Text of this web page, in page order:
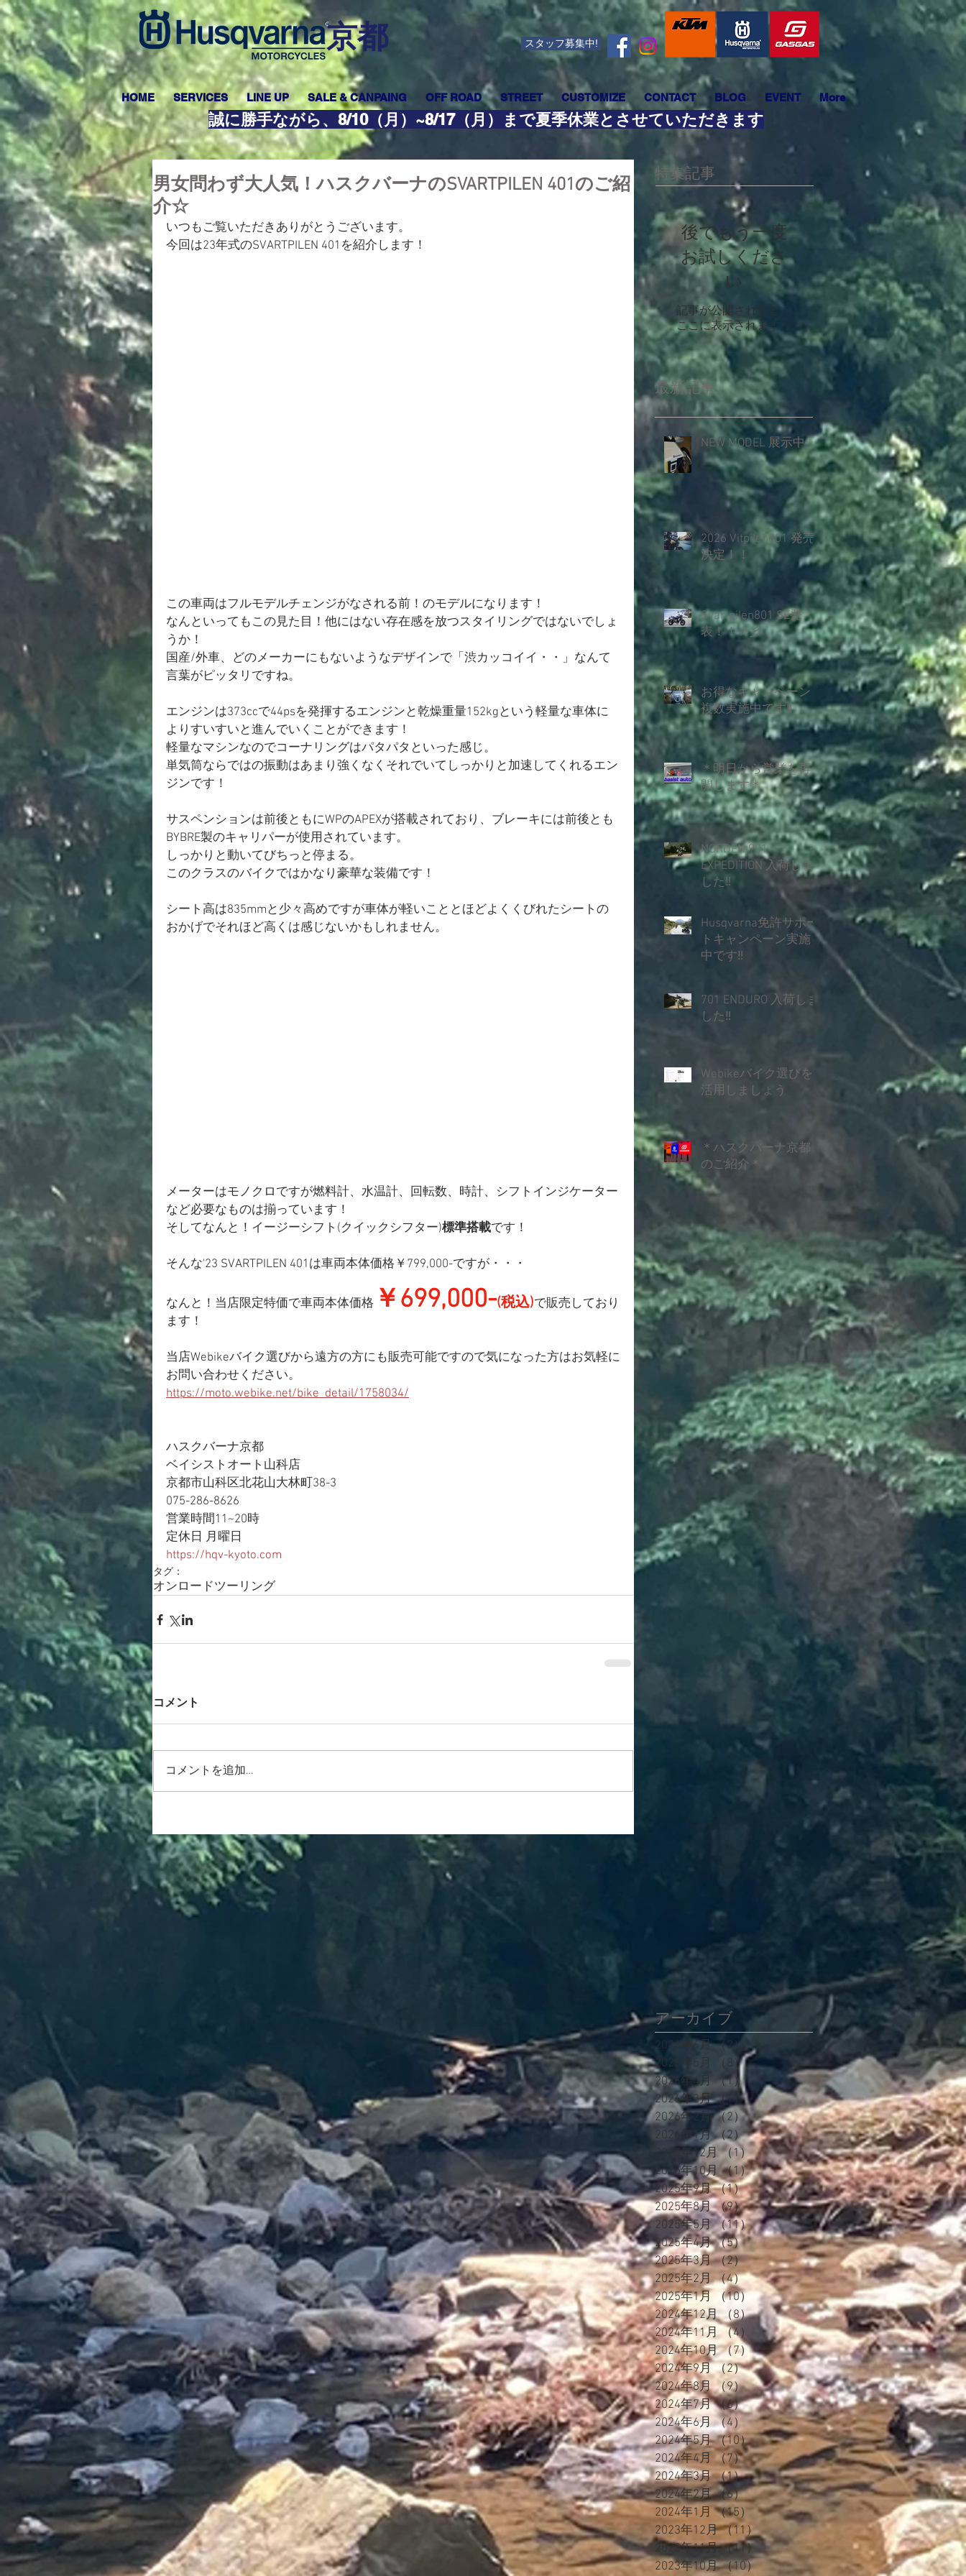
​京都 スタッフ募集中!
HOME SERVICES LINE UP SALE & CANPAING OFF ROAD STREET CUSTOMIZE CONTACT BLOG EVENT More
誠に勝手ながら、8/10（月）~8/17（月）まで夏季休業とさせていただきます
男女問わず大人気！ハスクバーナのSVARTPILEN 401のご紹
介☆
いつもご覧いただきありがとうございます。
今回は23年式のSVARTPILEN 401を紹介します！
この車両はフルモデルチェンジがなされる前！のモデルになります！
なんといってもこの見た目！他にはない存在感を放つスタイリングではないでしょ
うか！
国産/外車、どのメーカーにもないようなデザインで「渋カッコイイ・・」なんて
言葉がピッタリですね。
エンジンは373ccで44psを発揮するエンジンと乾燥重量152kgという軽量な車体に
よりすいすいと進んでいくことができます！
軽量なマシンなのでコーナリングはパタパタといった感じ。
単気筒ならではの振動はあまり強くなくそれでいてしっかりと加速してくれるエン
ジンです！
サスペンションは前後ともにWPのAPEXが搭載されており、ブレーキには前後とも
BYBRE製のキャリパーが使用されています。
しっかりと動いてびちっと停まる。
このクラスのバイクではかなり豪華な装備です！
シート高は835mmと少々高めですが車体が軽いこととほどよくくびれたシートの
おかげでそれほど高くは感じないかもしれません。
メーターはモノクロですが燃料計、水温計、回転数、時計、シフトインジケーター
など必要なものは揃っています！
そしてなんと！イージーシフト(クイックシフター)標準搭載です！
そんな'23 SVARTPILEN 401は車両本体価格￥799,000-ですが・・・
なんと！当店限定特価で車両本体価格 ￥699,000-(税込)で販売しており
ます！
当店Webikeバイク選びから遠方の方にも販売可能ですので気になった方はお気軽に
お問い合わせください。
https://moto.webike.net/bike_detail/1758034/
ハスクバーナ京都
ベイシストオート山科店
京都市山科区北花山大林町38-3
075-286-8626
営業時間11~20時
定休日 月曜日
https://hqv-kyoto.com
タグ：
オンロードツーリング
コメント
コメントを追加…
特集記事
後でもう一度
お試しくださ
い
記事が公開されると、
ここに表示されます。
最新記事
NEW MODEL 展示中✨️
2026 Vitpilen801 発売
決定！！
Svartpilen801 SE発
表！！☆彡
お得なキャンペーン
複数実施中です‼
＊明日から営業を再
開します＊
NORDEN 901
EXPEDITION 入荷しま
した‼
Husqvarna免許サポー
トキャンペーン実施
中です‼
701 ENDURO 入荷しま
した‼
Webikeバイク選びを
活用しましょう
＊ハスクバーナ京都
のご紹介＊
アーカイブ
2026年6月 （2）
2件の記事
2026年5月
（8）8件の記事
2026年4月 （1）1件の記事
2026年3月 （1）1件の記事
2026年2月 （2）2件の記事
2026年1月 （2）2件の記事
2025年12月 （1）1件の記事
2025年10月 （1）1件の記事
2025年9月 （1）1件の記事
2025年8月 （9）9件の記事
2025年5月 （11）11件の記事
2025年4月 （5）5件の記事
2025年3月 （2）2件の記事
2025年2月 （4）4件の記事
2025年1月
（10）
10件の記事
2024年12月 （8）8件の記事
2024年11月 （4）
4件の記事
2024年10月 （7）7件の記事
2024年9月 （2）2件の記事
2024年8月 （9）9件の記事
2024年7月 （6）6件の記事
2024年6月 （4）
4件の記事
2024年5月 （10）10件の記事
2024年4月 （7）7件の記事
2024年3月 （1）1件の記事
2024年2月 （6）6件の記事
2024年1月 （15）15件の記事
2023年12月 （11）11件の記事
2023年11月 （11）
11件の記事
2023年10月 （10）10件の記事